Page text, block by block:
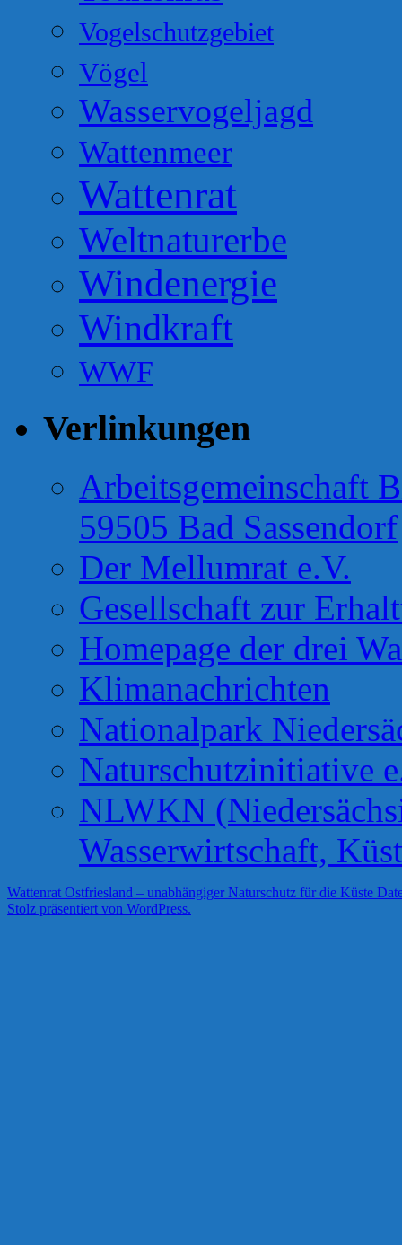
Vogelschutzgebiet
Vögel
Wasservogeljagd
Wattenmeer
Wattenrat
Weltnaturerbe
Windenergie
Windkraft
WWF
Verlinkungen
Arbeitsgemeinschaft
59505 Bad Sassendorf
Der Mellumrat e.V.
Gesellschaft zur
Homepage der drei
Klimanachrichten
Nationalpark
Naturschutzinitiative
NLWKN
Wasserwirtschaft,
Wattenrat Ostfriesland – unabhängiger Naturschutz für die Küste
Stolz präsentiert von WordPress.